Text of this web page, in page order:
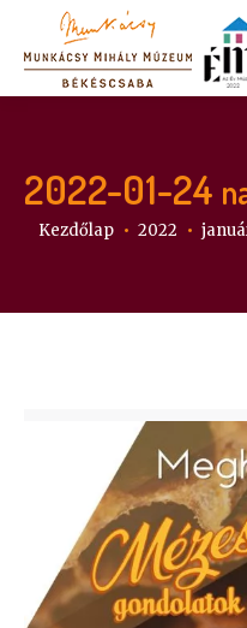
2022-01-24
Itt vagy:
Kezdőlap 2022